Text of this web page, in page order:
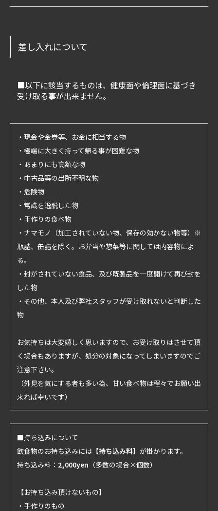
差し入れについて
■以下に該当するものは、健康面や倫理面に基づき
受け取る事が出来ません。
・現金や金券等、お金に相当する物
・極端に大きく持って帰る事が困難な物
・あまりにも高額な物
・中古品等の出所不明な物
・危険物
・常識を逸脱した物
・手作りの食べ物
・ナマモノ（加工されていない物、保存の効かない物等）※
瓶詰、缶詰を除く。お弁当や惣菜等に関しては内容物によ
る。
・封がされていない食品、及び既製品を一度開けて再び封を
した物
・その他、本人及び弊社スタッフが受け取れないと判断した
物
お気持ちは大変嬉しく思いますので、お受け取りはさせて頂
く場合もありますが、処分の対象になってしまいますのでご
注意下さい。
（外見を気にする者も多い為、甘い食べ物は程々でお願い出
来れば幸いです）
■持ち込みについて
飲食物のお持ち込みには 【持ち込み料】 が掛かります。
持ち込み料： 2,000yen （多数の場合×個数）
【お持ち込み頂けないもの】
・手作りのもの